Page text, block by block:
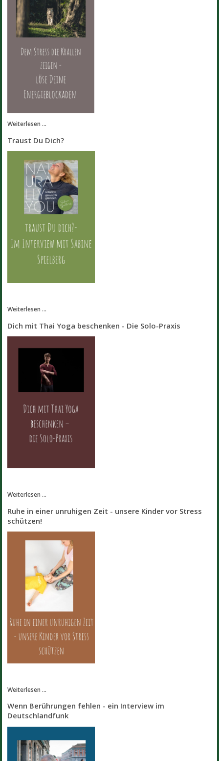
Weiterlesen ...
Traust Du Dich?
Weiterlesen ...
Dich mit Thai Yoga beschenken - Die Solo-Praxis
Weiterlesen ...
Ruhe in einer unruhigen Zeit - unsere Kinder vor Stress
schützen!
Weiterlesen ...
Wenn Berührungen fehlen - ein Interview im
Deutschlandfunk